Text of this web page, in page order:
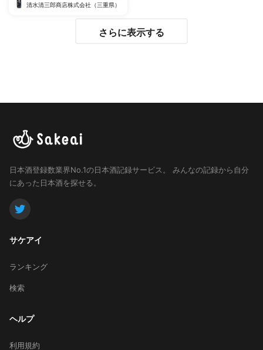
清水清三郎商店株式会社（三重県）
さらに表示する
日本酒登録数業界No.1の日本酒記録サービス。
みんなの記録から自分
にあった日本酒を探せる。
サケアイ
ランキング
検索
ヘルプ
利用規約